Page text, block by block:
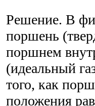
Решение. В
поршень
поршнем
(идеальный
того, как
положения